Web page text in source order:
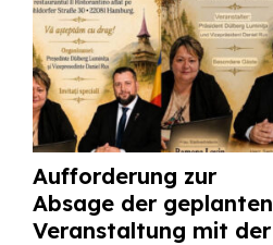
Aufforderung zur
Absage der geplanten
Veranstaltung mit der